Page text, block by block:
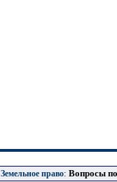
Земельное право: Вопросы